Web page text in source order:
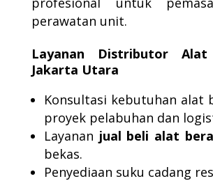
perawatan unit.
Layanan Distributor
Jakarta Utara
Konsultasi kebutuhan alat
proyek pelabuhan dan
Layanan jual beli alat
bekas.
Penyediaan suku cadang